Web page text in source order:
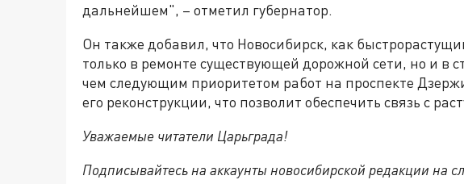
дальнейшем", – отметил губернатор.
Он также добавил, что Новосибирск, как
только в ремонте существующей дорожной сети, но и в
чем следующим приоритетом работ на проспекте
его реконструкции, что позволит обеспечить связь с
Уважаемые читатели Царьграда!
Подписывайтесь на аккаунты новосибирской редакции на